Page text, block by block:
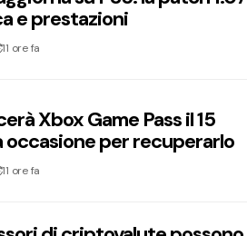
e prestazioni
11 ore fa
Xbox Game Pass il 15
occasione per recuperarlo
11 ore fa